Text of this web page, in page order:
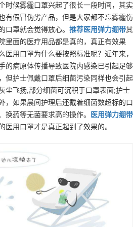
时候雾霾口罩兴起了很长一段时间，其实
有假冒伪劣产品，但是大家都不忘雾霾伤
口罩就会觉得放心。 推荐 医用弹力绷带其
里面的医疗用品都是真的，真正有效果
医用口罩为什么要按照标准呢？近年来，
的病原体传播导致医院内感染已引起足够
但护士佩戴口罩后细菌污染同样也会引起
尘飞扬,部分细菌可沉积于口罩表面;护士
，如果晨间护理后还戴着细菌数超标的口
换药等无菌要求高的操作。
医用弹力绷带
医用口罩才是真正起到了效果的。